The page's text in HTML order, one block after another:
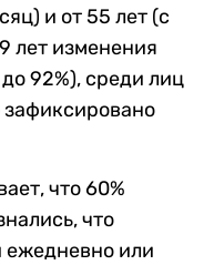
и от 55 лет (с
лет изменения
92%), среди лиц
зафиксировано
что 60%
что
ежедневно или